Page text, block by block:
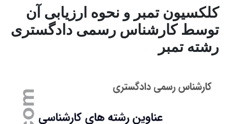
کلکسیون تمبر و نحوه ارزیابی آن
توسط کارشناس رسمی دادگستری
رشته تمبر